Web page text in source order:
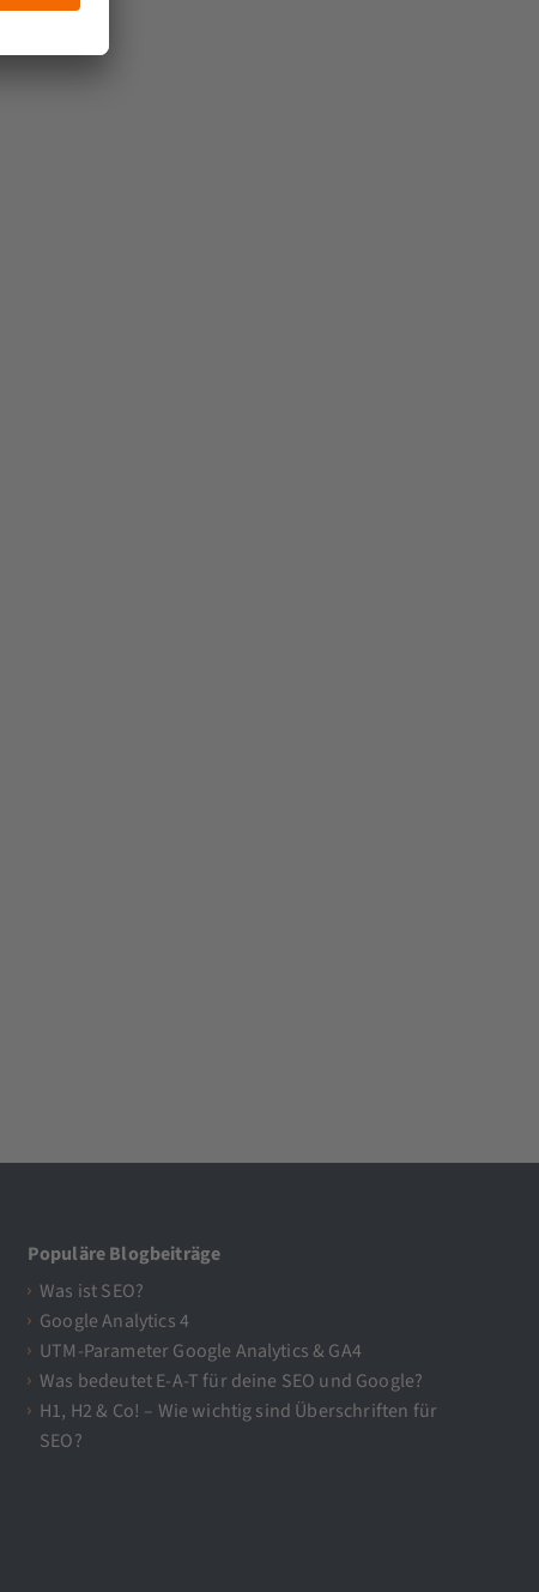
Populäre Blogbeiträge
Was ist SEO?
Google Analytics 4
UTM-Parameter Google Analytics & GA4
Was bedeutet E-A-T für deine SEO und Google?
H1, H2 & Co! – Wie wichtig sind Überschriften für
SEO?